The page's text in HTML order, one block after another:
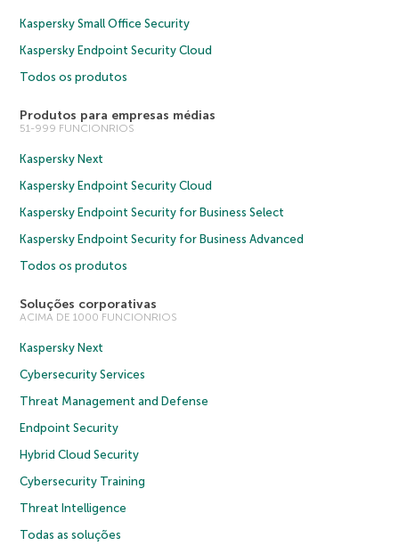
Kaspersky Small Office Security
Kaspersky Endpoint Security Cloud
Todos os produtos
Produtos para empresas médias
51-999 FUNCIONRIOS
Kaspersky Next
Kaspersky Endpoint Security Cloud
Kaspersky Endpoint Security for Business Select
Kaspersky Endpoint Security for Business Advanced
Todos os produtos
Soluções corporativas
ACIMA DE 1000 FUNCIONRIOS
Kaspersky Next
Cybersecurity Services
Threat Management and Defense
Endpoint Security
Hybrid Cloud Security
Cybersecurity Training
Threat Intelligence
Todas as soluções